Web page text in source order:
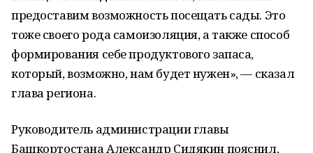
предоставим возможность посещать сады. Это
тоже своего рода самоизоляция, а также способ
формирования себе продуктового запаса,
который, возможно, нам будет нужен», — сказал
глава региона.
Руководитель администрации главы
Башкортостана Александр Сидякин пояснил,